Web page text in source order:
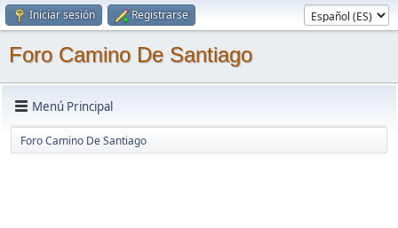
Iniciar sesión Registrarse
Foro Camino De Santiago
Menú Principal
Foro Camino De Santiago